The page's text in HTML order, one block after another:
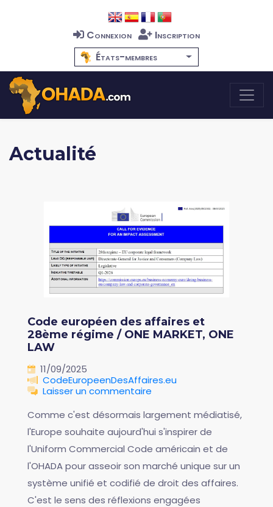
Connexion
Inscription
États-membres
Actualité
Code européen des affaires et
28ème régime / ONE MARKET, ONE
LAW
11/09/2025
CodeEuropeenDesAffaires.eu
Laisser un commentaire
Comme c'est désormais largement médiatisé,
l'Europe souhaite aujourd'hui s'inspirer de
l'Uniform Commercial Code américain et de
l'OHADA pour asseoir son marché unique sur un
système unifié et codifié de droit des affaires.
C'est le sens des réflexions engagées